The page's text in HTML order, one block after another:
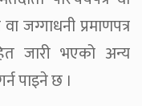
जग्गाधनी प्रमाणपत्र
जारी भएको अन्य
पाइने छ ।